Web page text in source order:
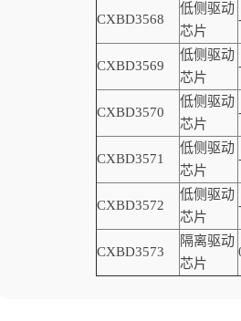
CXBD3568
低侧驱动
芯片
CXBD3569
低侧驱动
芯片
CXBD3570
低侧驱动
芯片
CXBD3571
低侧驱动
芯片
CXBD3572
低侧驱动
芯片
CXBD3573
隔离驱动
芯片